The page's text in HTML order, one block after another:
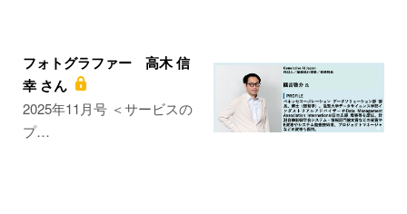
フォトグラファー 高木 信
幸 さん
2025年11月号 ＜サービスの
プ…